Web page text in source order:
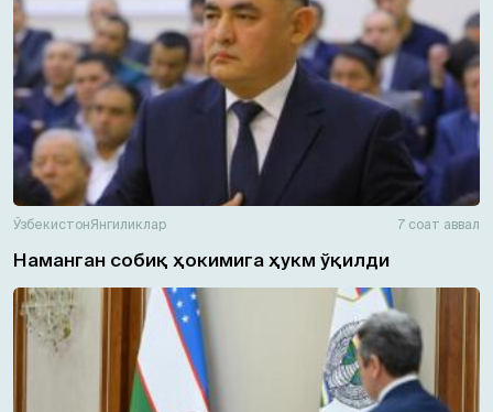
ЎзбекистонЯнгиликлар 7 соат аввал
Наманган собиқ ҳокимига ҳукм ўқилди